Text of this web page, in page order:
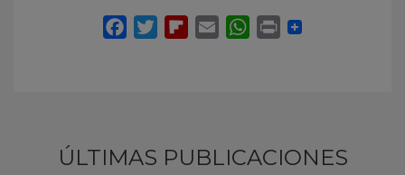
ÚLTIMAS PUBLICACIONES